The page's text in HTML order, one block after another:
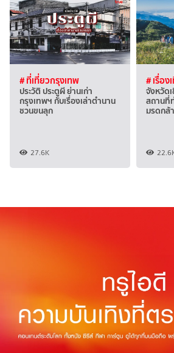
# ที่เที่ยวกรุงเทพ
ประวัติ ประตูผี ย่านเก่า
กรุงเทพฯ กับเรื่องเล่าตำนาน
ชวนขนลุก
27.6K
# เรื่อง
จังหวัด
สถานที่
มรดกล้